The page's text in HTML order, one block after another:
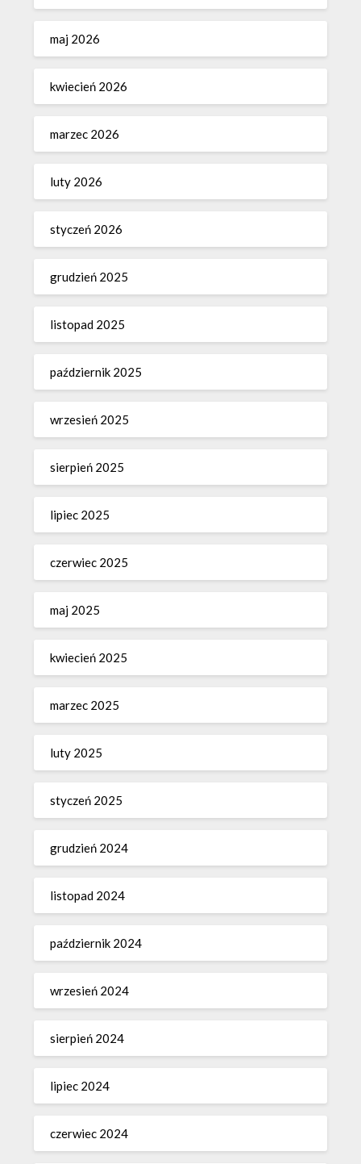
maj 2026
kwiecień 2026
marzec 2026
luty 2026
styczeń 2026
grudzień 2025
listopad 2025
październik 2025
wrzesień 2025
sierpień 2025
lipiec 2025
czerwiec 2025
maj 2025
kwiecień 2025
marzec 2025
luty 2025
styczeń 2025
grudzień 2024
listopad 2024
październik 2024
wrzesień 2024
sierpień 2024
lipiec 2024
czerwiec 2024